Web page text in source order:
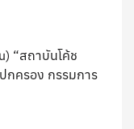
“สถาบันโค้ช
กครอง กรรมการ